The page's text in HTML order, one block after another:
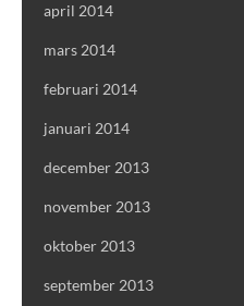
april 2014
mars 2014
februari 2014
januari 2014
december 2013
november 2013
oktober 2013
september 2013